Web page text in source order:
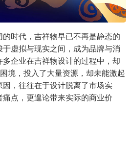
时代，吉祥物早已不再是静态的
虚拟与现实之间，成为品牌与消
企业在吉祥物设计的过程中，却
境，投入了大量资源，却未能激起
，往往在于设计脱离了市场实
点，更遑论带来实际的商业价